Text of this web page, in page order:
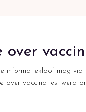
informatiekloof mag via
vaccinaties' werd